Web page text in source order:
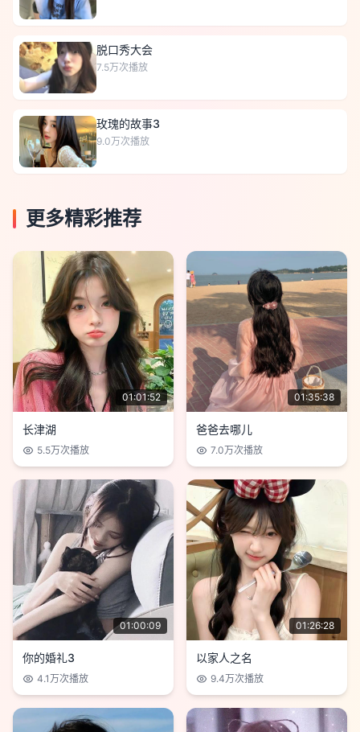
脱口秀大会
7.5万次播放
玫瑰的故事3
9.0万次播放
更多精彩推荐
01:01:52
长津湖
5.5万次播放
01:35:38
爸爸去哪儿
7.0万次播放
01:00:09
你的婚礼3
4.1万次播放
01:26:28
以家人之名
9.4万次播放